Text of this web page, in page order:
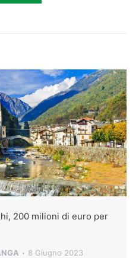
200 milioni di euro per
8 Giugno 2023